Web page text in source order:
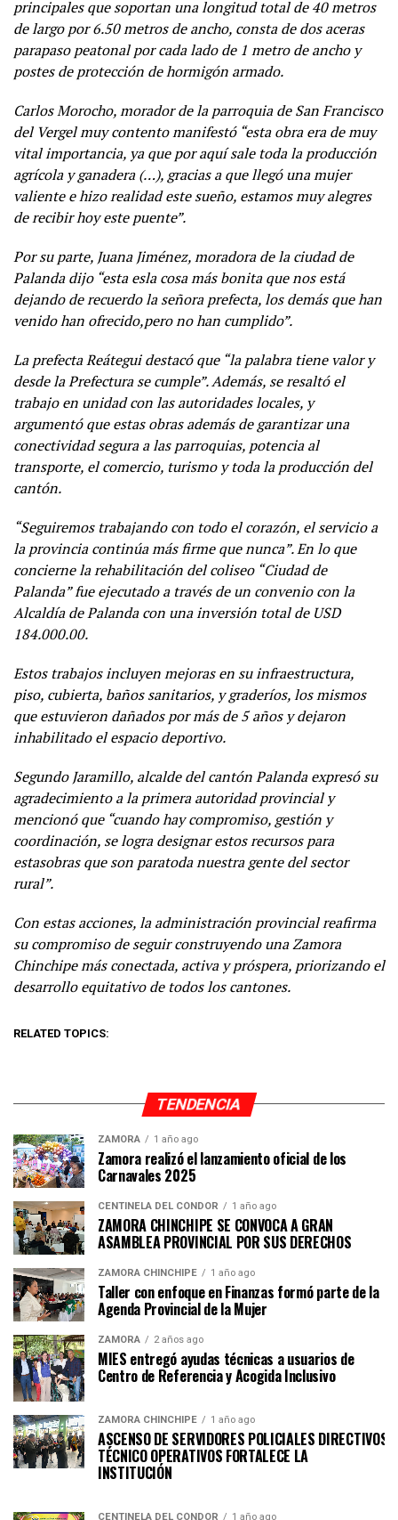
principales que soportan una longitud total de 40 metros
de largo por 6.50 metros de ancho, consta de dos aceras
parapaso peatonal por cada lado de 1 metro de ancho y
postes de protección de hormigón armado.
Carlos Morocho, morador de la parroquia de San Francisco
del Vergel muy contento manifestó “esta obra era de muy
vital importancia, ya que por aquí sale toda la producción
agrícola y ganadera (…), gracias a que llegó una mujer
valiente e hizo realidad este sueño, estamos muy alegres
de recibir hoy este puente”.
Por su parte, Juana Jiménez, moradora de la ciudad de
Palanda dijo “esta esla cosa más bonita que nos está
dejando de recuerdo la señora prefecta, los demás que han
venido han ofrecido,pero no han cumplido”.
La prefecta Reátegui destacó que “la palabra tiene valor y
desde la Prefectura se cumple”. Además, se resaltó el
trabajo en unidad con las autoridades locales, y
argumentó que estas obras además de garantizar una
conectividad segura a las parroquias, potencia al
transporte, el comercio, turismo y toda la producción del
cantón.
“Seguiremos trabajando con todo el corazón, el servicio a
la provincia continúa más firme que nunca”. En lo que
concierne la rehabilitación del coliseo “Ciudad de
Palanda” fue ejecutado a través de un convenio con la
Alcaldía de Palanda con una inversión total de USD
184.000.00.
Estos trabajos incluyen mejoras en su infraestructura,
piso, cubierta, baños sanitarios, y graderíos, los mismos
que estuvieron dañados por más de 5 años y dejaron
inhabilitado el espacio deportivo.
Segundo Jaramillo, alcalde del cantón Palanda expresó su
agradecimiento a la primera autoridad provincial y
mencionó que “cuando hay compromiso, gestión y
coordinación, se logra designar estos recursos para
estasobras que son paratoda nuestra gente del sector
rural”.
Con estas acciones, la administración provincial reafirma
su compromiso de seguir construyendo una Zamora
Chinchipe más conectada, activa y próspera, priorizando el
desarrollo equitativo de todos los cantones.
RELATED TOPICS:
TENDENCIA
ZAMORA 1 año ago
Zamora realizó el lanzamiento oficial de los
Carnavales 2025
CENTINELA DEL CÓNDOR 1 año ago
ZAMORA CHINCHIPE SE CONVOCA A GRAN
ASAMBLEA PROVINCIAL POR SUS DERECHOS
ZAMORA CHINCHIPE 1 año ago
Taller con enfoque en Finanzas formó parte de la
Agenda Provincial de la Mujer
ZAMORA 2 años ago
MIES entregó ayudas técnicas a usuarios de
Centro de Referencia y Acogida Inclusivo
ZAMORA CHINCHIPE 1 año ago
ASCENSO DE SERVIDORES POLICIALES DIRECTIVOS Y
TÉCNICO OPERATIVOS FORTALECE LA
CENTINELA DEL CÓNDOR 1 año ago